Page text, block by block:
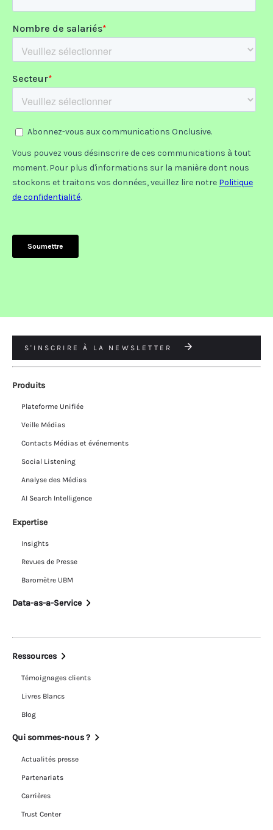
S'INSCRIRE À LA NEWSLETTER
Produits
Plateforme Unifiée
Veille Médias
Contacts Médias et événements
Social Listening
Analyse des Médias
AI Search Intelligence
Expertise
Insights
Revues de Presse
Baromètre UBM
Data-as-a-Service
Ressources
Témoignages clients
Livres Blancs
Blog
Qui sommes-nous ?
Actualités presse
Partenariats
Carrières
Trust Center